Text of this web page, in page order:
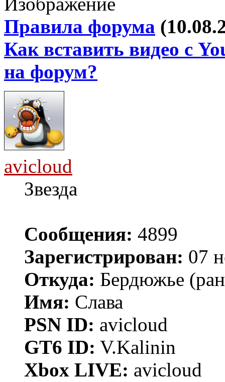
Правила форума
Как вставить видео с
на форум?
avicloud
Звезда
Сообщения: 4899
Зарегистрирован: 07
Откуда: Бердюжье
Имя: Слава
PSN ID: avicloud
GT6 ID: V.Kalinin
Xbox LIVE: avicloud